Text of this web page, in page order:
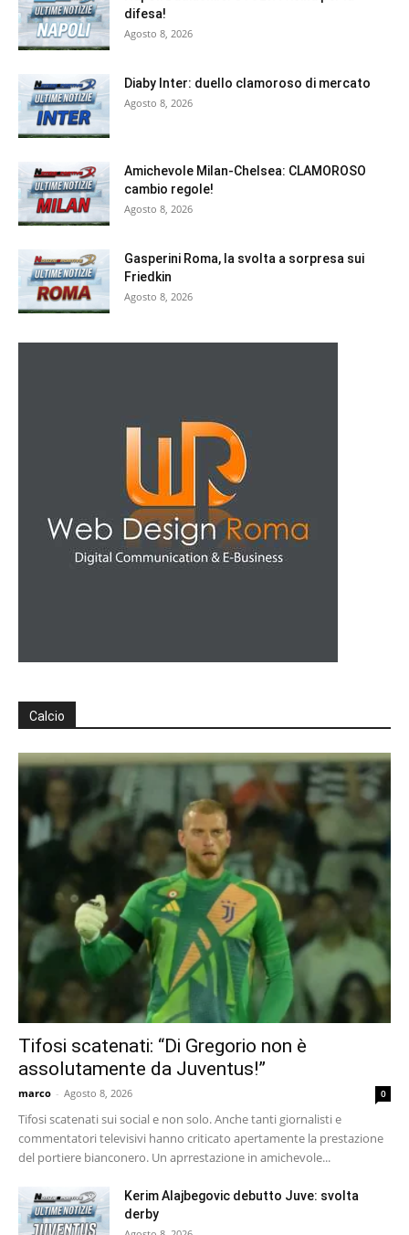
difesa!
Agosto 8, 2026
Diaby Inter: duello clamoroso di mercato
Agosto 8, 2026
Amichevole Milan-Chelsea: CLAMOROSO
cambio regole!
Agosto 8, 2026
Gasperini Roma, la svolta a sorpresa sui
Friedkin
Agosto 8, 2026
Calcio
Tifosi scatenati: “Di Gregorio non è
assolutamente da Juventus!”
marco - Agosto 8, 2026 0
Tifosi scatenati sui social e non solo. Anche tanti giornalisti e
commentatori televisivi hanno criticato apertamente la prestazione
del portiere bianconero. Un aprrestazione in amichevole...
Kerim Alajbegovic debutto Juve: svolta
derby